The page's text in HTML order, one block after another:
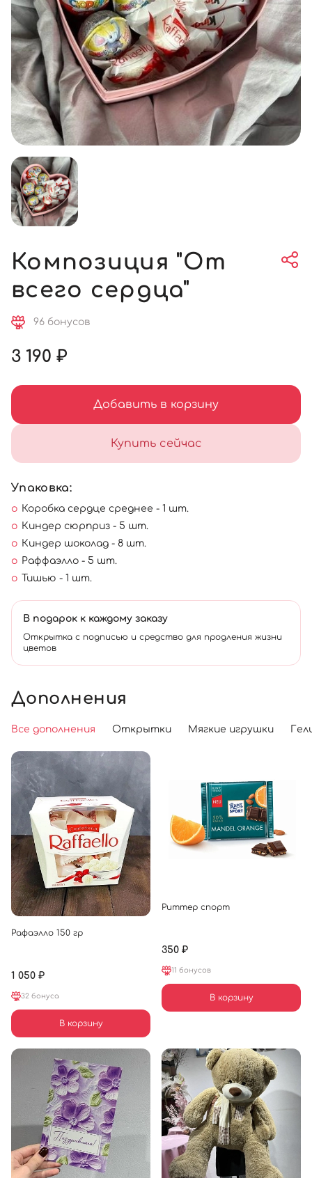
Композиция "От
всего сердца"
96 бонусов
3 190 ₽
Добавить в корзину
Купить сейчас
Упаковка:
Коробка сердце среднее - 1 шт.
Киндер сюрприз - 5 шт.
Киндер шоколад - 8 шт.
Раффаэлло - 5 шт.
Тишью - 1 шт.
В подарок к каждому заказу
Открытка с подписью и средство для продления жизни
цветов
Дополнения
Все дополнения Открытки Мягкие игрушки
Рафаэлло 150 гр
1 050 ₽
32 бонуса
В корзину
Риттер спорт
350 ₽
11 бонусов
В корзину